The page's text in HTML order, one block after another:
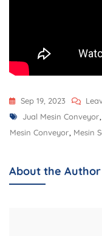
Sep 19, 2023
Jual Mesin Conveyor
Mesin Conveyor Mesin
About the Author